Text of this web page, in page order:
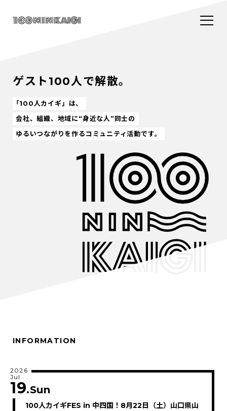
ゲスト100人で解散。
「100人カイギ」は、
会社、組織、地域に“身近な人”同士の
ゆるいつながりを作るコミュニティ活動です。
INFORMATION
100人カイギFES in 中四国！8月22日（土）山口県山
2026
Jul
19.Sun